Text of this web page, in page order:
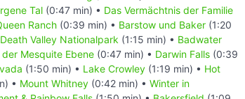
Tal (0:47 min) • Das Vermächtnis der Familie
Ranch (0:39 min) • Barstow und Baker (1:20
Valley Nationalpark (1:15 min) • Badwater
Mesquite Ebene (0:47 min) • Darwin Falls (0:39
(1:50 min) • Lake Crowley (1:19 min) • Hot
• Mount Whitney (0:42 min) • Winter in